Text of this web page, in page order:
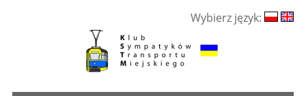
Wybierz język: